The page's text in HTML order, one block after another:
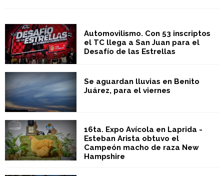
Automovilismo. Con 53 inscriptos
el TC llega a San Juan para el
Desafío de las Estrellas
Se aguardan lluvias en Benito
Juárez, para el viernes
16ta. Expo Avícola en Laprida -
Esteban Arista obtuvo el
Campeón macho de raza New
Hampshire